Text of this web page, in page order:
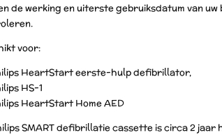
de werking en uiterste gebruiksdatum van
voor:
HeartStart eerste-hulp defibrillator,
HS-1
HeartStart Home AED
SMART defibrillatie cassette is circa 2 jaar